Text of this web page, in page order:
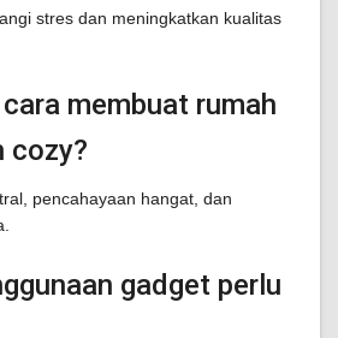
stres dan meningkatkan kualitas
membuat rumah
cozy?
pencahayaan hangat, dan
gadget perlu